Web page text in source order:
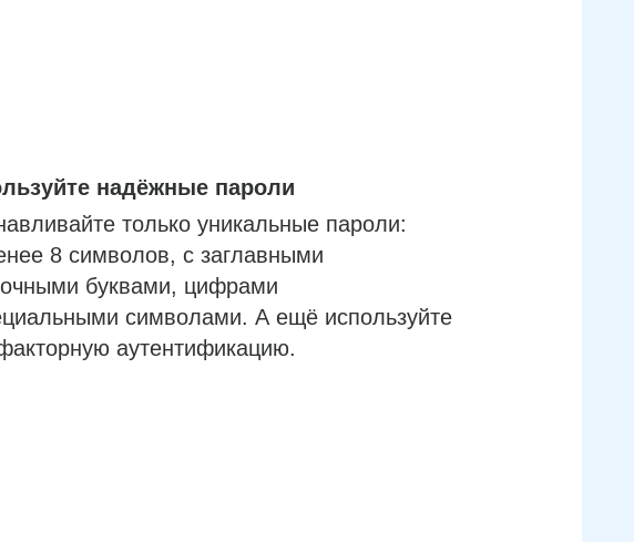
надёжные пароли
только уникальные пароли:
8 символов, с заглавными
буквами, цифрами
символами. А ещё используйте
аутентификацию.